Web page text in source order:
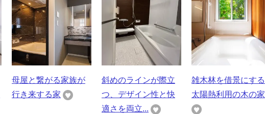
母屋と繋がる家族が
行き来する家
斜めのラインが際立
つ、デザイン性と快
適さを両立...
雑木林を借景にする
太陽熱利用の木の家